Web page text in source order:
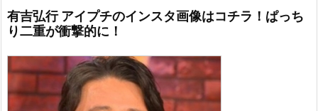
有吉弘行 アイプチのインスタ画像はコチラ！ぱっち
り二重が衝撃的に！